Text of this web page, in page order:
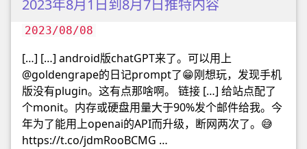
2023年8月1日到8月7日推特内容
2023/08/08
[…] […] android版chatGPT来了。可以用上
@goldengrape的日记prompt了😁刚想玩，发现手机
版没有plugin。这有点那啥啊。 链接 […] 给站点配了
个monit。内存或硬盘用量大于90%发个邮件给我。今
年为了能用上openai的API而升级，断网两次了。😅
https://t.co/jdmRooBCMG …